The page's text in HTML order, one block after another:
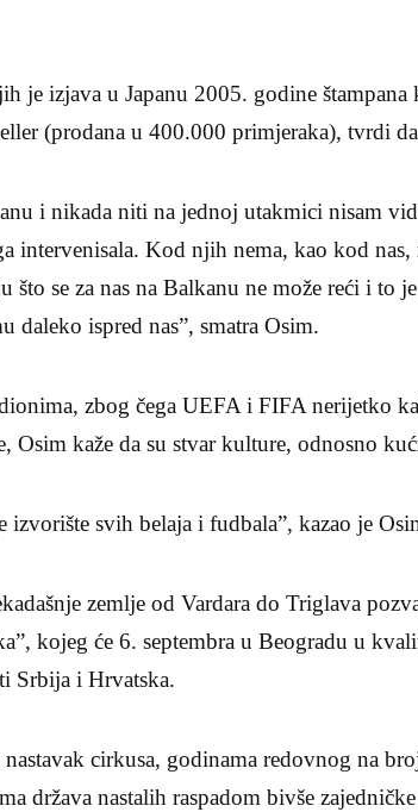
je izjava u Japanu 2005. godine
(prodana u 400.000 primjeraka), tvrdi
i nikada niti na jednoj utakmici nisam
intervenisala. Kod njih nema, kao kod
što se za nas na Balkanu ne može reći i to
daleko ispred nas”, smatra Osim.
zbog čega UEFA i FIFA nerijetko
Osim kaže da su stvar kulture, odnosno
izvorište svih belaja i fudbala”, kazao je
zemlje od Vardara do Triglava
kojeg će 6. septembra u Beogradu u
Srbija i Hrvatska.
nastavak cirkusa, godinama redovnog na
država nastalih raspadom bivše